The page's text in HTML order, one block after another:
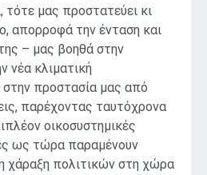
τότε μας προστατεύει κι
απορροφά την ένταση και
– μας βοηθά στην
νέα κλιματική
στην προστασία μας από
παρέχοντας ταυτόχρονα
οικοσυστημικές
ως τώρα παραμένουν
χάραξη πολιτικών στη χώρα